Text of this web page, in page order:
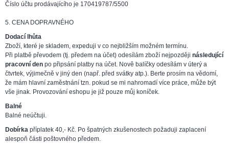
Číslo účtu prodávajícího je 170419787/5500
5. CENA DOPRAVNÉHO
Dodací lhůta
Zboží, které je skladem, expeduji v co nejbližším možném termínu.
Při platbě převodem (tj. předem na účet) odesílám zboží nejpozději následující
pracovní den po připsání platby na účet. Nově balíčky odesílám v úterý a
čtvrtek, výjimečně v jiný den (např. před svátky atp.). Berte prosím na vědomí,
že mám hlavní zaměstnání tzn. pokud se mi nahromadí více práce, může být
vše jinak. Provozování eshopu je již pouze můj koníček.
Balné
Balné neúčtuji.
Dobírka příplatek 40,- Kč. Po špatných zkušenostech požaduji zaplacení
alespoň části poštovného předem.